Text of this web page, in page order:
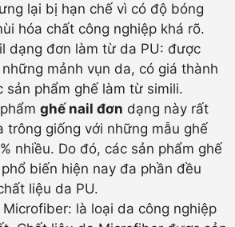
lại bị hạn chế vì có độ bóng
hóa chất công nghiệp khá rõ.
dạng đơn làm từ da PU: được
mảnh vụn da, có giá thành
sản phẩm ghế làm từ simili.
ghế nail đơn dạng này rất
trông giống với những mẫu ghế
nhiều. Do đó, các sản phẩm ghế
biến hiện nay đa phần đều
liệu da PU.
Microfiber: là loại da công nghiệp